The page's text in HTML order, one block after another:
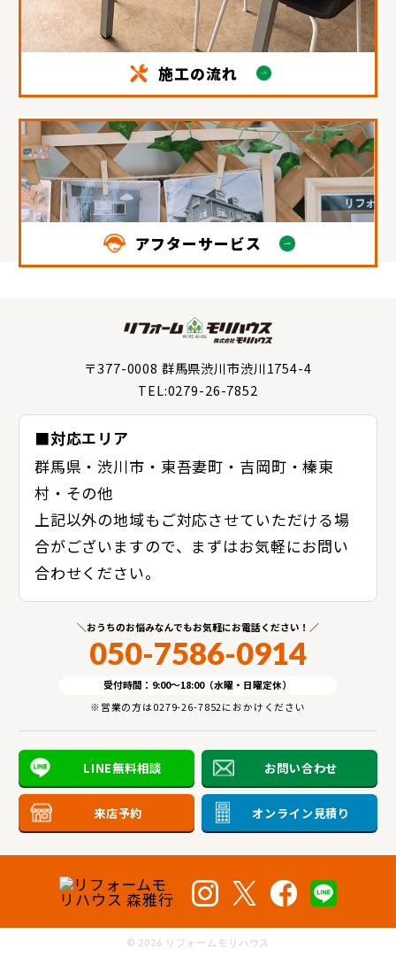
施工の流れ
アフターサービス
〒377-0008 群馬県渋川市渋川1754-4
TEL:0279-26-7852
■対応エリア
群馬県・渋川市・東吾妻町・吉岡町・榛東
村・その他
上記以外の地域もご対応させていただける場
合がございますので、まずはお気軽にお問い
合わせください。
おうちのお悩みなんでもお気軽にお電話ください！
050-7586-0914
受付時間：9:00～18:00（水曜・日曜定休）
※営業の方は0279-26-7852におかけください
LINE無料相談 お問い合わせ
来店予約 オンライン見積り
© 2026 リフォームモリハウス